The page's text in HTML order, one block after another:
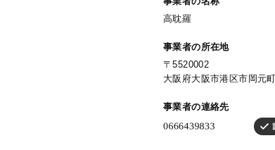
高耽羅
事業者の所在地
〒5520002
大阪府大阪市港区市岡元
事業者の連絡先